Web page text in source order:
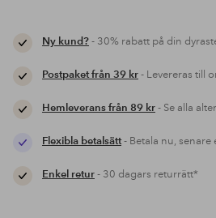
Ny kund?- 30% rabatt på din
Postpaket från 39 kr- Levereras till
Hemleverans från 89 kr- Se alla
Flexibla betalsätt- Betala nu, senare
Enkel retur- 30 dagars returrätt*